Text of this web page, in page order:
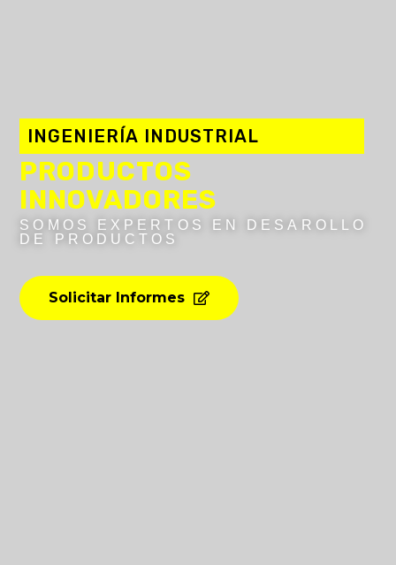
INGENIERÍA INDUSTRIAL
PRODUCTOS
INNOVADORES
SOMOS EXPERTOS EN DESAROLLO
DE PRODUCTOS
Solicitar Informes